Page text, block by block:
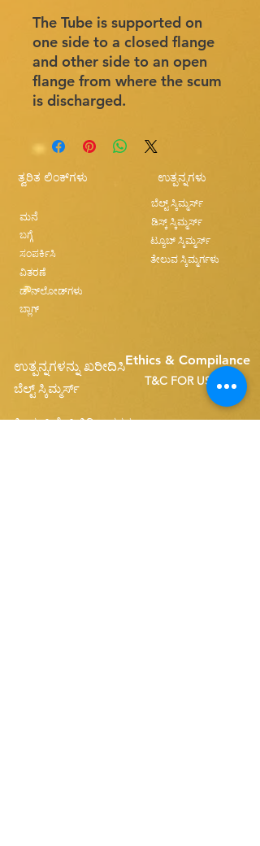
The Tube is supported on
one side to a closed flange
and other side to an open
flange from where the scum
is discharged.
ತ್ವರಿತ ಲಿಂಕ್‌ಗಳು
ಮನೆ
ಬಗ್ಗೆ
ಸಂಪರ್ಕಿಸಿ
ವಿತರಣೆ
ಡೌನ್‌ಲೋಡ್‌ಗಳು
ಬ್ಲಾಗ್
ಉತ್ಪನ್ನಗಳು
ಬೆಲ್ಟ್ ಸ್ಕಿಮ್ಮರ್ಸ್
ಡಿಸ್ಕ್ ಸ್ಕಿಮ್ಮರ್ಸ್
ಟ್ಯೂಬ್ ಸ್ಕಿಮ್ಮರ್ಸ್
ತೇಲುವ ಸ್ಕಿಮ್ಮರ್ಗಳು
ಉತ್ಪನ್ನಗಳನ್ನು ಖರೀದಿಸಿ
ಬೆಲ್ಟ್ ಸ್ಕಿಮ್ಮರ್ಸ್
Ethics & Compilance
T&C FOR USE
ಸಿಂಗಲ್ ಬೆಲ್ಟ್ ಬಿಡಿಭಾಗಗಳು